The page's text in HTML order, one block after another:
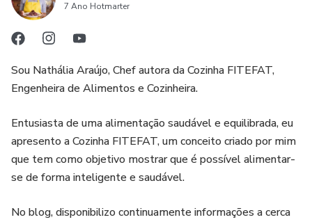
7 Ano Hotmarter
Sou Nathália Araújo, Chef autora da Cozinha FITEFAT,
Engenheira de Alimentos e Cozinheira.
Entusiasta de uma alimentação saudável e equilibrada, eu
apresento a Cozinha FITEFAT, um conceito criado por mim
que tem como objetivo mostrar que é possível alimentar-
se de forma inteligente e saudável.
No blog, disponibilizo continuamente informações a cerca